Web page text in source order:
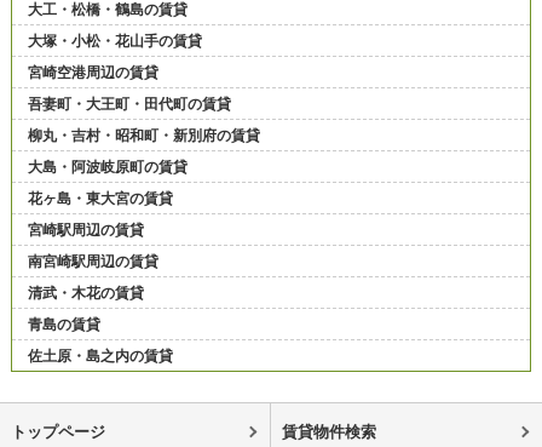
大工・松橋・鶴島の賃貸
大塚・小松・花山手の賃貸
宮崎空港周辺の賃貸
吾妻町・大王町・田代町の賃貸
柳丸・吉村・昭和町・新別府の賃貸
大島・阿波岐原町の賃貸
花ヶ島・東大宮の賃貸
宮崎駅周辺の賃貸
南宮崎駅周辺の賃貸
清武・木花の賃貸
青島の賃貸
佐土原・島之内の賃貸
トップページ 賃貸物件検索